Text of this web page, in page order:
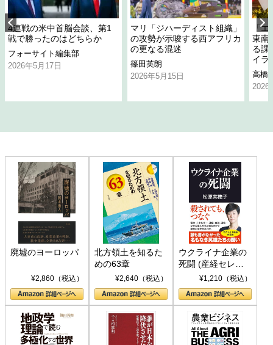
4連戦の米中首脳会談、第1
戦で勝ったのはどちらか
フォーサイト編集部
2026年5月17日
マリ「ジハーディスト組織」
の攻勢が示唆する西アフリカ
の更なる混迷
篠田英朗
2026年5月15日
「
東南
る課
イラ
高橋
2026
廃墟のヨーロッパ
¥2,860（税込）
北方領土を知るた
めの63章
¥2,640（税込）
ウクライナ企業の
死闘 (産経セレク
ト S 039)¥1,210（税込）